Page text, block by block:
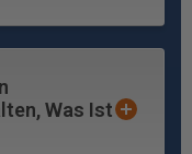
Was Ist